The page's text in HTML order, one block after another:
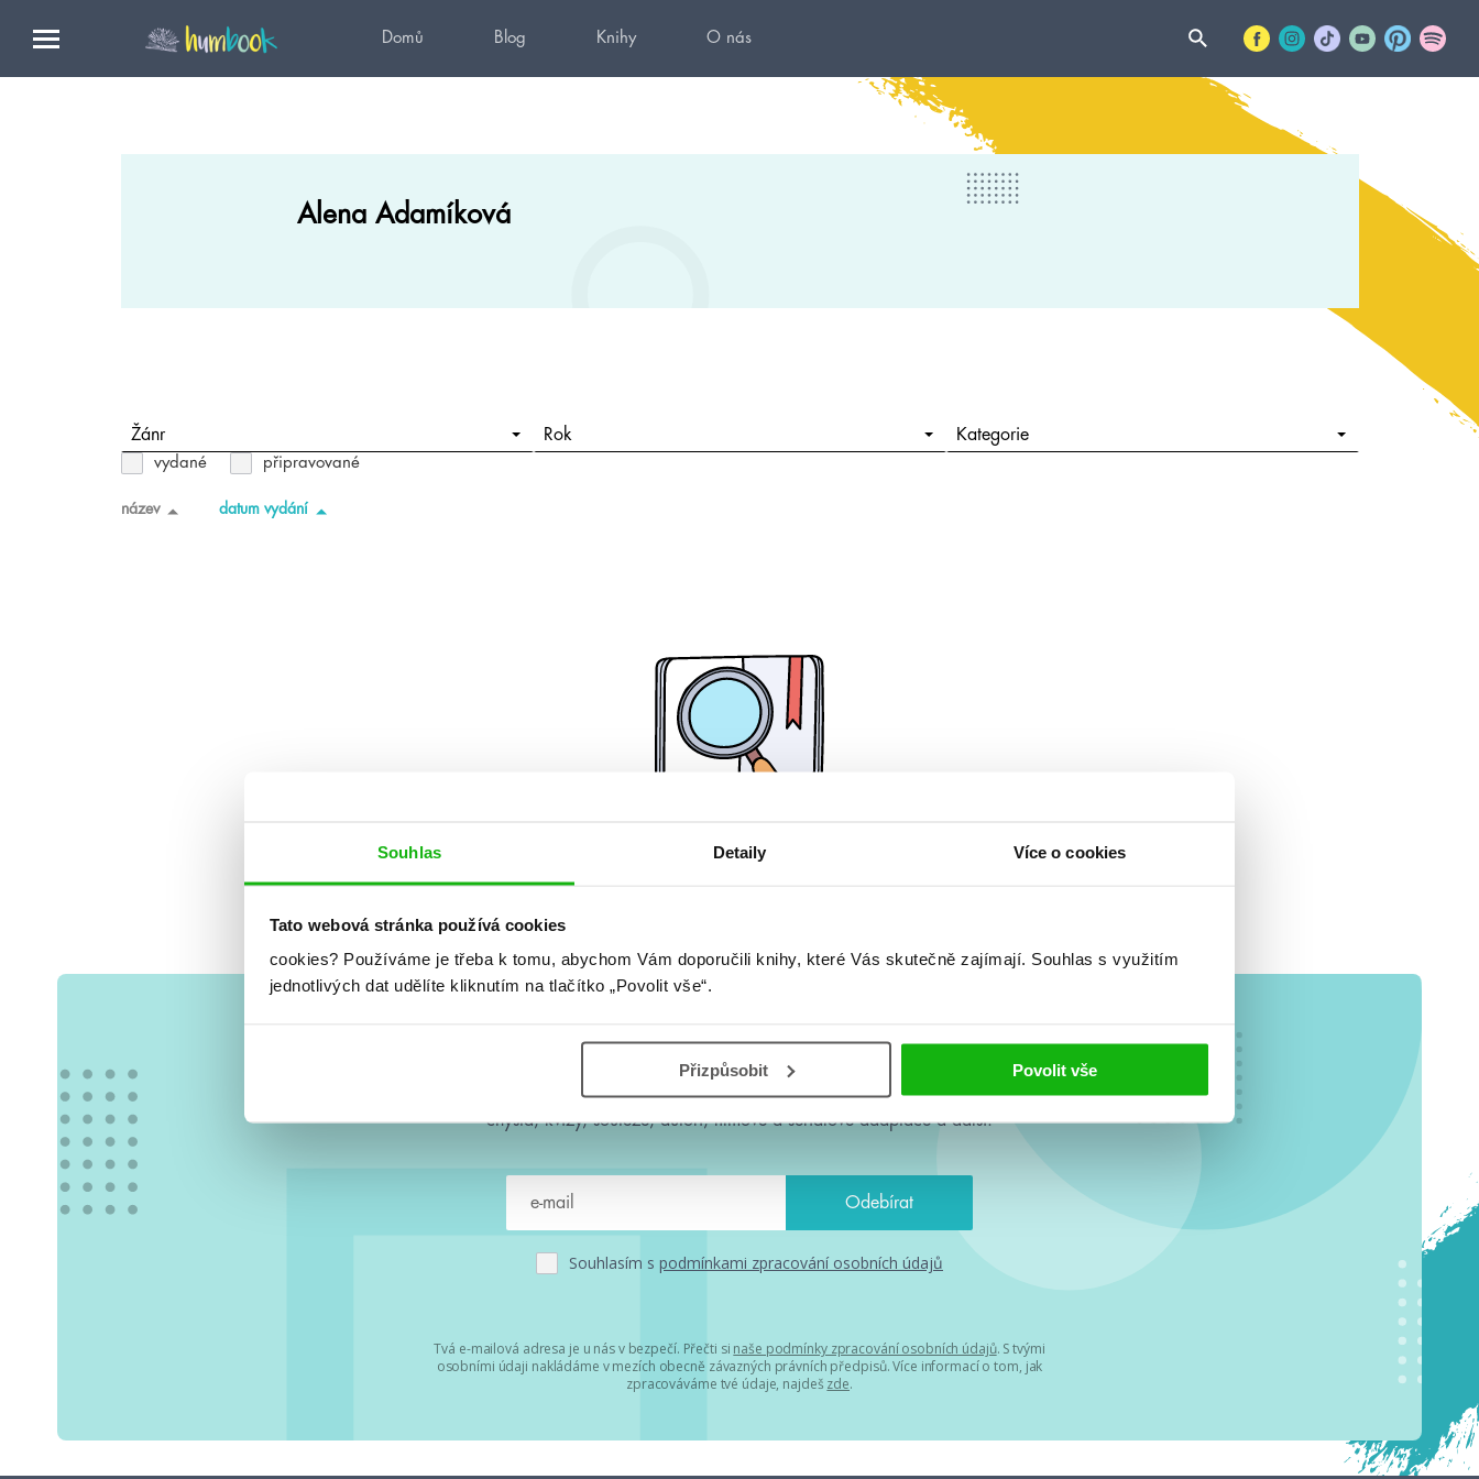
Souhlas Detaily Více o cookies
Tato webová stránka používá cookies
cookies? Používáme je třeba k tomu, abychom Vám doporučili knihy, které Vás skutečně zajímají. Souhlas s využitím
jednotlivých dat udělíte kliknutím na tlačítko „Povolit vše“.
Přizpůsobit Povolit vše
Domů Blog Knihy O nás
Alena Adamíková
Žánr Rok Kategorie
vydané připravované
název datum vydání
#HumbookNews
Vše kolem #youngadult každý měsíc rovnou do mailu! Nové knihy, co se
chystá, kvízy, soutěže, autoři, filmové a seriálové adaptace a další.
Souhlasím s podmínkami zpracování osobních údajů
Tvá e-mailová adresa je u nás v bezpečí. Přečti si naše podmínky zpracování osobních údajů. S tvými
osobními údaji nakládáme v mezích obecně závazných právních předpisů. Více informací o tom, jak
zpracováváme tvé údaje, najdeš zde.